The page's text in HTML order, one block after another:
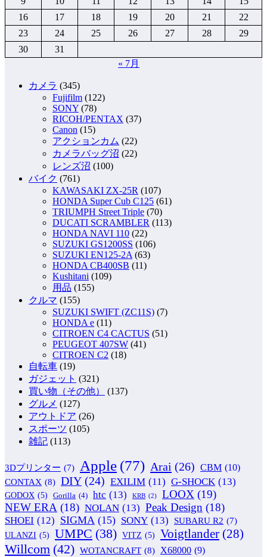
ジ
送
り
16
17 18 19 20 21
22
23
24 25 26 27 28
29
30
31
« 7月
カメラ (345)
Fujifilm (122)
SONY (78)
RICOH/PENTAX (37)
Canon (15)
アクションカム (22)
カメラバッグ沼 (22)
レンズ沼 (100)
バイク (761)
KAWASAKI ZX-25R (107)
HONDA Super Cub C125 (61)
TRIUMPH Street Triple (70)
DUCATI SCRAMBLER (113)
HONDA NAVI 110 (22)
SUZUKI GS1200SS (106)
SUZUKI EN125-2A (63)
HONDA CB400SB (11)
Kushitani (109)
用品 (155)
クルマ (155)
SUZUKI SWIFT (ZC11S) (7)
HONDA e (11)
CITROEN C4 CACTUS (51)
PEUGEOT 407SW (41)
CITROEN C2 (18)
自転車 (19)
ガジェット (321)
買い物（その他）
(137)
グルメ (127)
アウトドア (26)
スポーツ (105)
雑記 (113)
3Dプリンター (7) Apple (77) Arai (26) CBM (10)
CONTAX (8) DIY (24) EXILIM (11) G-SHOCK (13)
GODOX (5) Gorilla (4) htc (13) KRB (2) LOOX (19)
NEW ERA (18) NOLAN (13) Peak Design (18)
SHOEI (12) SIGMA (15) SONY (13) SUBARU R2 (7)
ULANZI (5) UMPC (38) VITZ (5) Voigtlander (28)
Willcom (42) WOTANCRAFT (8) X68000 (9)